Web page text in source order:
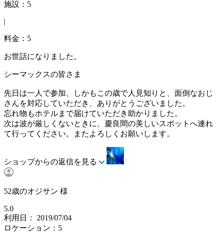
施設：5
|
料金：5
お世話になりました。
シーマックスの皆さま
先日は一人で参加、しかもこの歳で人見知りと、面倒なおじ
さんを対応していただき、ありがとうございました。
忘れ物もホテルまで届けていただき助かりました。
次は波が厳しくないときに、慶良間の美しいスポットへ連れ
て行ってください。またよろしくお願いします。
ショップからの返信を見る
52歳のオジサン 様
5.0
利用日： 2019/07/04
ロケーション：5